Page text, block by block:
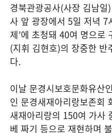
경북관광공사(사장 김남일)
사 앞 광장에서 5일 저녁 7
제’에 초청돼 40여 명으로
(지휘 김현호)의 장중한 반
다.
이날 문경시보호문화유산
인 문경새재아리랑보존회
새재아리랑의 150여 가사
베 짜기 등으로 재현하며